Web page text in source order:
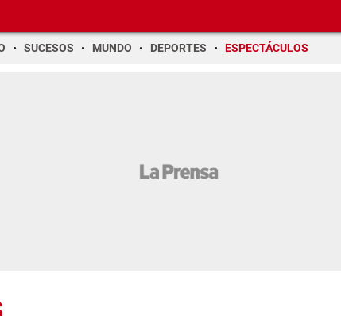
SUCESOS MUNDO DEPORTES ESPECTÁCULOS